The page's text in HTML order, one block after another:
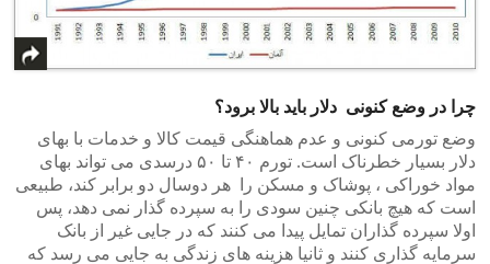
چرا در وضع کنونی دلار باید بالا برود؟
وضع تورمی کنونی و عدم هماهنگی قیمت کالا و خدمات با بهای
دلار بسیار خطرناک است. تورم ۴۰ تا ۵۰ درسدی می تواند بهای
مواد خوراکی ، پوشاک و مسکن را هر دوسال دو برابر کند، طبیعی
است که هیچ بانکی چنین سودی را به سپرده گذار نمی دهد، پس
اولا سپرده گذاران تمایل پیدا می کنند که در جایی غیر از بانک
سرمایه گذاری کنند و ثانیا هزینه های زندگی به جایی می رسد که